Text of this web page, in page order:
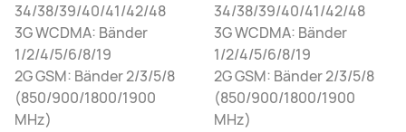
34/38/39/40/41/42/48
3G WCDMA: Bänder
1/2/4/5/6/8/19
2G GSM: Bänder 2/3/5/8
(850/900/1800/1900
MHz)
34/38/39/40/41/42/48
3G WCDMA: Bänder
1/2/4/5/6/8/19
2G GSM: Bänder 2/3/5/8
(850/900/1800/1900
MHz)